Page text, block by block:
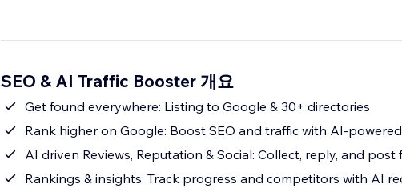
SEO & AI Traffic Booster 개요
Get found everywhere: Listing to Google & 30+ directories
Rank higher on Google: Boost SEO and traffic with AI-
AI driven Reviews, Reputation & Social: Collect, reply, and post
Rankings & insights: Track progress and competitors with AI